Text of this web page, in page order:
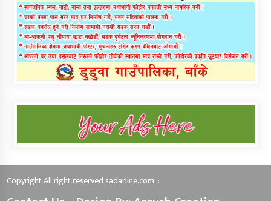
Copyright All right reserved sadarline.com:::